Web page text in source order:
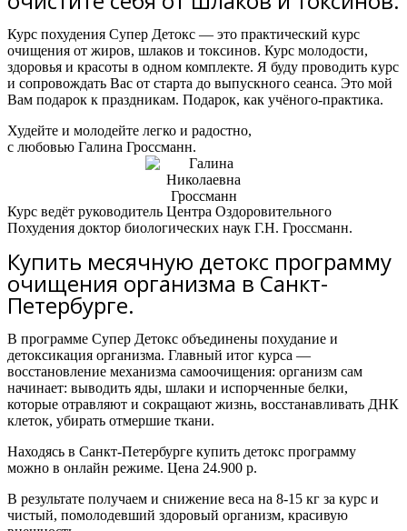
Курс похудения Супер Детокс — это практический курс
очищения от жиров, шлаков и токсинов. Курс молодости,
здоровья и красоты в одном комплекте. Я буду проводить курс
и сопровождать Вас от старта до выпускного сеанса. Это мой
Вам подарок к праздникам. Подарок, как учёного-практика.
Худейте и молодейте легко и радостно,
с любовью Галина Гроссманн.
Курс ведёт руководитель Центра Оздоровительного
Похудения доктор биологических наук Г.Н. Гроссманн.
Купить месячную детокс программу
очищения организма в Санкт-
Петербурге.
В программе Супер Детокс объединены похудание и
детоксикация организма. Главный итог курса —
восстановление механизма самоочищения: организм сам
начинает: выводить яды, шлаки и испорченные белки,
которые отравляют и сокращают жизнь, восстанавливать ДНК
клеток, убирать отмершие ткани.
Находясь в Санкт-Петербурге купить детокс программу
можно в онлайн режиме. Цена 24.900 р.
В результате получаем и снижение веса на 8-15 кг за курс и
чистый, помолодевший здоровый организм, красивую